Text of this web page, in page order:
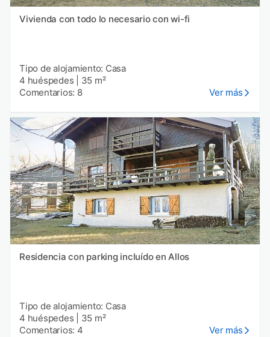
Vivienda con todo lo necesario con wi-fi
Tipo de alojamiento: Casa
4 huéspedes
35 m²
Comentarios: 8
Ver más
Residencia con parking incluído en Allos
Tipo de alojamiento: Casa
4 huéspedes
35 m²
Comentarios: 4
Ver más